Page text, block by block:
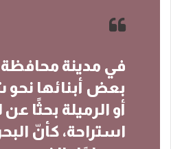
في مدينة محافظة
بعض أبنائها
أو الرميلة بحثًا
استراحة، كأنّ